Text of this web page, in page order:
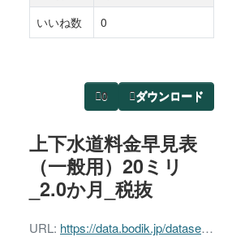
0 ダウンロード
上下水道料金早見表
（一般用）20ミリ
_2.0か月_税抜
URL: https://data.bodik.jp/dataset/008eb481-2bb2-4f83-b894-463859e8bd23/resource/1f79b729-fdd5-4d27-b203-f857e74198c2/download/nagoya_water_fee_20_2.0.csv
いいね数
0